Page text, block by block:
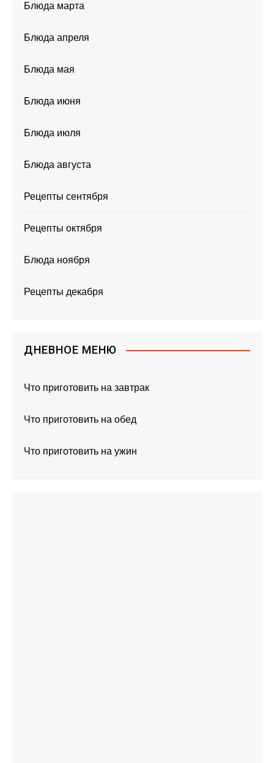
Блюда марта
Блюда апреля
Блюда мая
Блюда июня
Блюда июля
Блюда августа
Рецепты сентября
Рецепты октября
Блюда ноября
Рецепты декабря
ДНЕВНОЕ МЕНЮ
Что приготовить на завтрак
Что приготовить на обед
Что приготовить на ужин